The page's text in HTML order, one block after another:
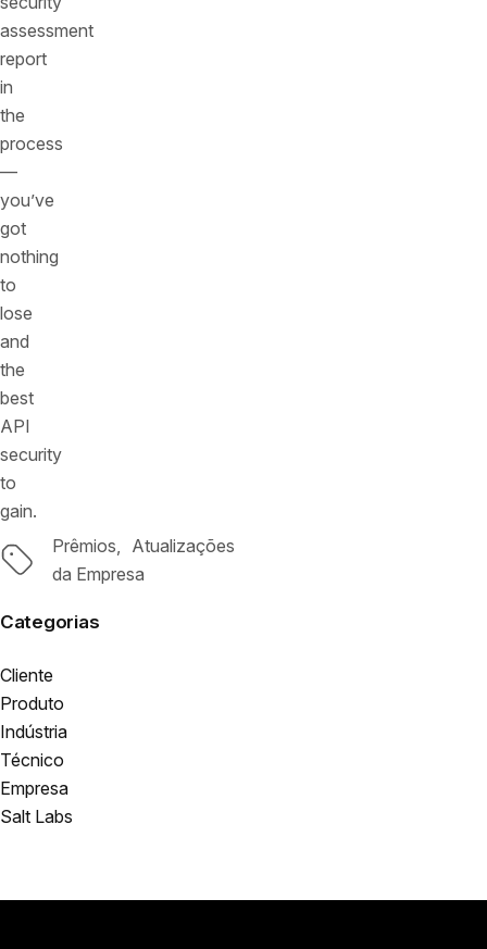
assessment
report
in
the
process
—
you’ve
got
nothing
to
lose
and
the
best
API
security
to
gain.
TagsPrêmios
Atualizações
da Empresa
Categorias
Cliente
Produto
Indústria
Técnico
Empresa
Salt Labs